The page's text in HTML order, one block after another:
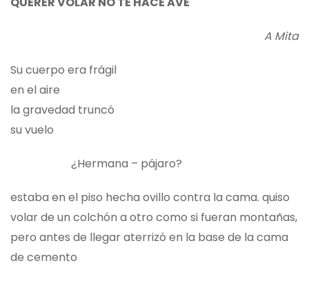
A Mita
Su cuerpo era frágil
en el aire
la gravedad truncó
su vuelo
¿Hermana – pájaro?
estaba en el piso hecha ovillo contra la cama. quiso
volar de un colchón a otro como si fueran montañas,
pero antes de llegar aterrizó en la base de la cama
de cemento